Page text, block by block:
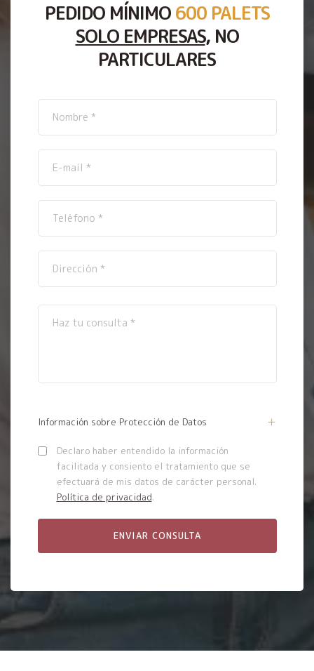
PEDIDO MÍNIMO 600 PALETS
SOLO EMPRESAS, NO
PARTICULARES
Información sobre Protección de Datos
Declaro haber entendido la información
facilitada y consiento el tratamiento que se
efectuará de mis datos de carácter personal.
Política de privacidad.